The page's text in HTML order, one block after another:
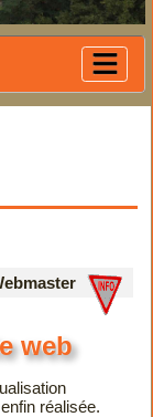
web
réalisée.